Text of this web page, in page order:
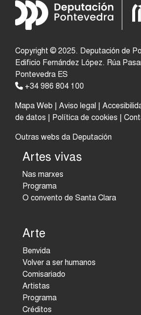
Copyright © 2025. Deputación de
Edificio Fernández López. Rúa
Pontevedra ES
+34 986 804 100
Mapa Web Aviso legal
de datos
Política de cookies
Outras webs da Deputación
Artes vivas
Nas marxes
Programa
O convento de Santa Clara
Arte
Benvida
Volver a ser humanos
Comisariado
Artistas
Programa
Créditos